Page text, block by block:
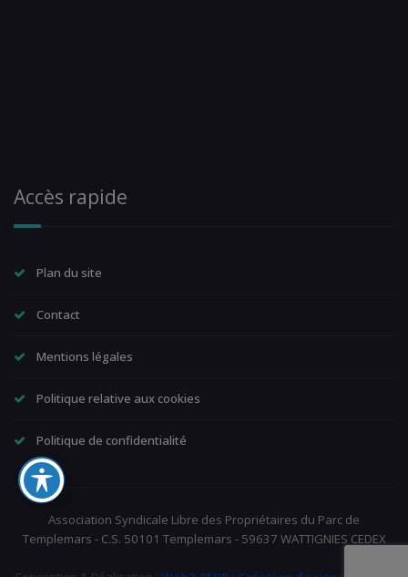
Accès rapide
Plan du site
Contact
Mentions légales
Politique relative aux cookies
Politique de confidentialité
Association Syndicale Libre des Propriétaires du Parc de
Templemars - C.S. 50101 Templemars - 59637 WATTIGNIES CEDEX